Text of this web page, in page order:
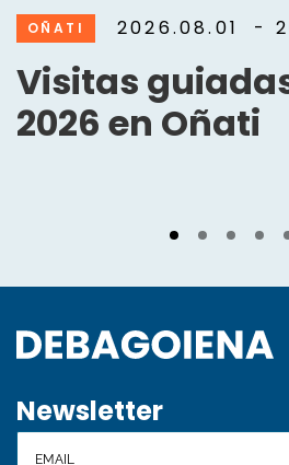
OÑATI 2026.08.01 -
Visitas
2026 en Oñati
Newsletter